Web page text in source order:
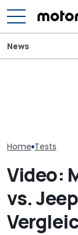
News
Home Tests
Video:
vs.